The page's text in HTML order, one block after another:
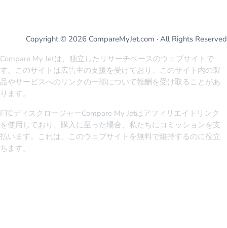
Copyright © 2026 CompareMyJet.com · All Rights Reserved
Compare My Jetは、独立したリサーチベースのウェブサイトで
す。このサイトは広告主の支援を受けており、このサイト内の製
品やサービスへのリンクの一部について報酬を受け取ることがあ
ります。
FTCディスクロージャーCompare My Jetはアフィリエイトリンク
を使用しており、購入に至った場合、私たちにコミッションを支
払います。これは、このウェブサイトを無料で維持するのに役立
ちます。